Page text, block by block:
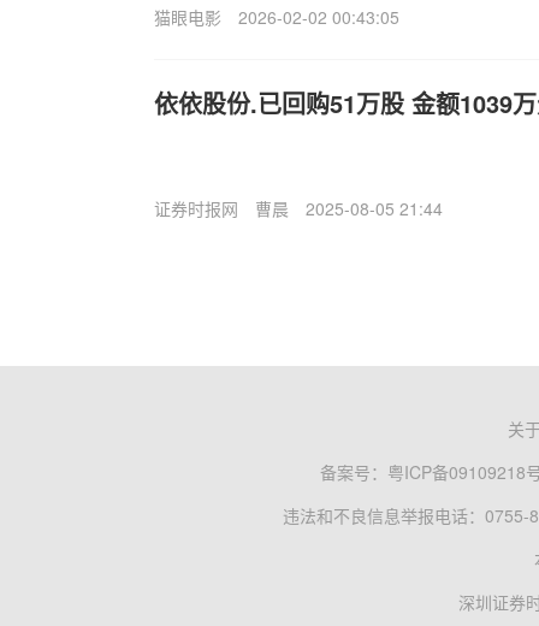
猫眼电影 2026-02-02 00:43:05
依依股份.已回购51万股 金额1039
证券时报网 曹晨 2025-08-05 21:44
关
备案号： 粤ICP备09109218
违法和不良信息举报电话：0755-
深圳证券